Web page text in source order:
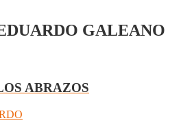
GALEANO
ABRAZOS